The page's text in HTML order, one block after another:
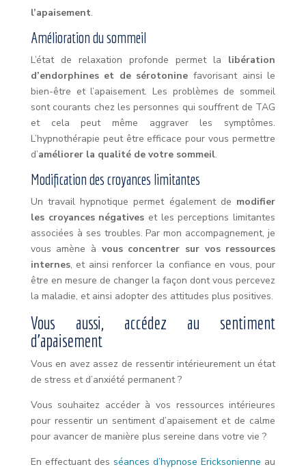
l’apaisement.
Amélioration du sommeil
L’état de relaxation profonde permet la libération
d’endorphines et de sérotonine favorisant ainsi le
bien-être et l’apaisement. Les problèmes de sommeil
sont courants chez les personnes qui souffrent de TAG
et cela peut même aggraver les symptômes.
L’hypnothérapie peut être efficace pour vous permettre
d’améliorer la qualité de votre sommeil.
Modification des croyances limitantes
Un travail hypnotique permet également de modifier
les croyances négatives et les perceptions limitantes
associées à ses troubles. Par mon accompagnement, je
vous amène à vous concentrer sur vos ressources
internes, et ainsi renforcer la confiance en vous, pour
être en mesure de changer la façon dont vous percevez
la maladie, et ainsi adopter des attitudes plus positives.
Vous aussi, accédez au sentiment
d’apaisement
Vous en avez assez de ressentir intérieurement un état
de stress et d’anxiété permanent ?
Vous souhaitez accéder à vos ressources intérieures
pour ressentir un sentiment d’apaisement et de calme
pour avancer de manière plus sereine dans votre vie ?
En effectuant des séances d’hypnose Ericksonienne au